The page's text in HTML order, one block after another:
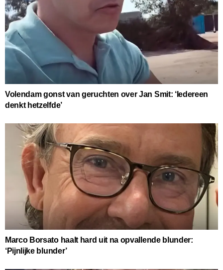
Volendam gonst van geruchten over Jan Smit: ‘Iedereen
denkt hetzelfde’
Marco Borsato haalt hard uit na opvallende blunder:
‘Pijnlijke blunder’